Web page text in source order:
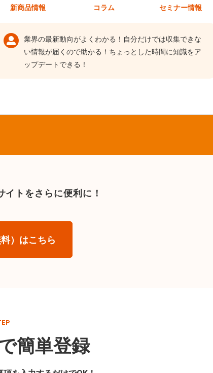
新商品情報 コラム セミナー情報
業界の最新動向がよくわかる！自分だけでは収集できな
い情報が届くので助かる！ちょっとした時間に知識をア
ップデートできる！
イトをさらに便利に！
）はこちら
簡単登録